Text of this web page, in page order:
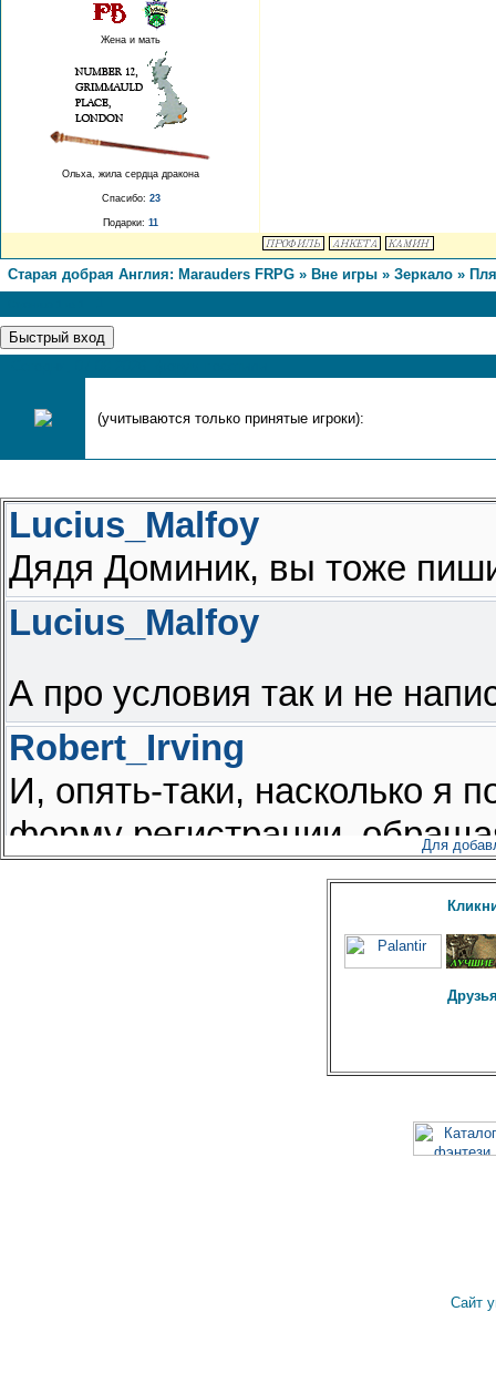
Жена и мать
Ольха, жила сердца дракона
Спасибо: 23
Подарки: 11
Старая добрая Англия: Marauders FRPG » Вне игры » Зеркало »
(учитываются только принятые игроки):
Для
Сайт